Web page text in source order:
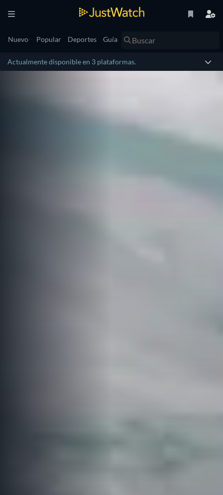
Nuevo Popular Deportes Guía
Actualmente disponible en 3 plataformas.